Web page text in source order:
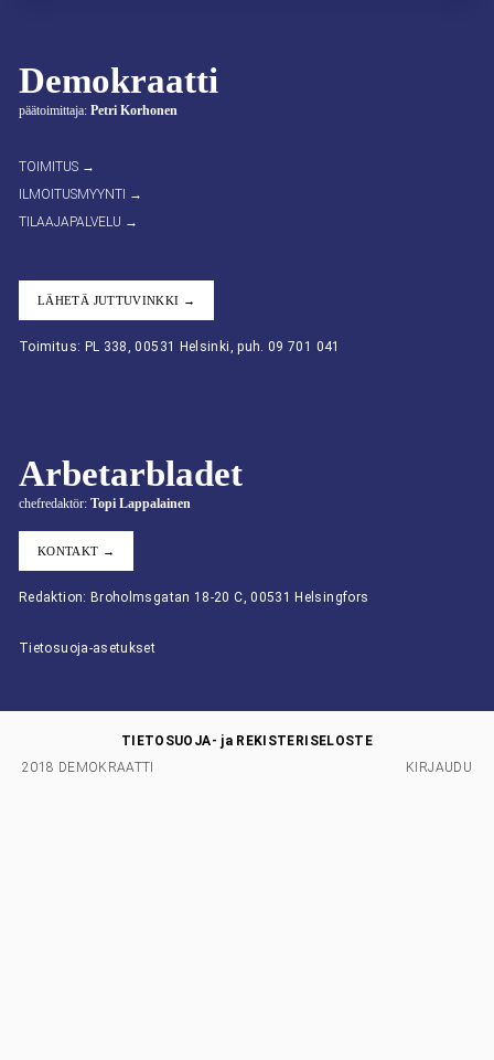
Demokraatti
päätoimittaja: Petri Korhonen
TOIMITUS →
ILMOITUSMYYNTI →
TILAAJAPALVELU →
LÄHETÄ JUTTUVINKKI →
Toimitus: PL 338, 00531 Helsinki, puh. 09 701 041
Arbetarbladet
chefredaktör: Topi Lappalainen
KONTAKT →
Redaktion: Broholmsgatan 18-20 C, 00531 Helsingfors
Tietosuoja-asetukset
2018 DEMOKRAATTI
TIETOSUOJA- ja REKISTERISELOSTE
KIRJAUDU